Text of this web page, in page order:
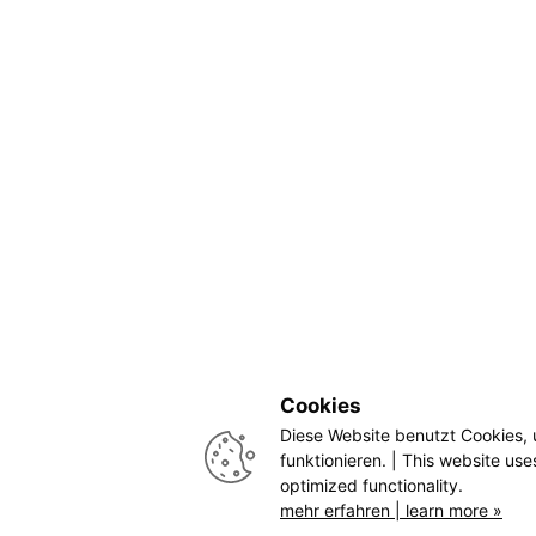
Cookies
Diese Website benutzt Cookies,
funktionieren. | This website
optimized functionality.
mehr erfahren | learn more »